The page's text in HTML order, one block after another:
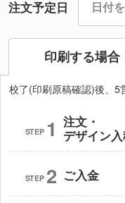
注文予定日
印刷する場合
校了(印刷原稿確認)後、5
STEP 1 注文・
デザイン
STEP 2 ご入金